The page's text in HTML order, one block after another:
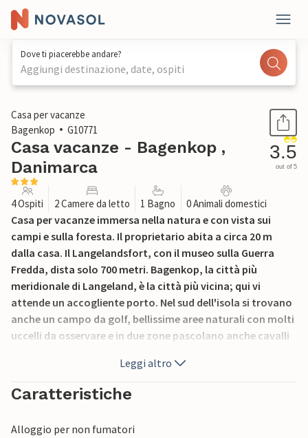
Dove ti piacerebbe andare?
Aggiungi destinazione, date, ospiti
1 / 18
Casa per vacanze
Bagenkop
G10771
Casa vacanze - Bagenkop ,
Danimarca
3.5
out of 5
4 Ospiti 2 Camere da letto 1 Bagno 0 Animali domestici
Casa per vacanze immersa nella natura e con vista sui
campi e sulla foresta. Il proprietario abita a circa 20 m
dalla casa. Il Langelandsfort, con il museo sulla Guerra
Fredda, dista solo 700 metri. Bagenkop, la città più
meridionale di Langeland, è la città più vicina; qui vi
attende un accogliente porto. Nel sud dell'isola si trovano
anche un campo da golf, bellissime aree naturali con molti
uccelli da osservare e in due zone pascolano anche cavalli
adatte ai bambini, dove si può anche pescare. Dovns Klint
costituisce la punta meridionale e merita di essere visitata
in qualsiasi periodo dell'anno per la sua natura particolare.
Leggi altro
Caratteristiche
Alloggio per non fumatori